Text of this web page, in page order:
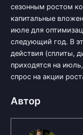
сезонным ростом
капитальные
июле для
следующий год. В
действия (сплиты,
приходятся на
спрос на акции
Автор